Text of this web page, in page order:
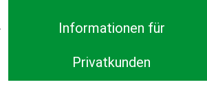
Informationen für
Privatkunden